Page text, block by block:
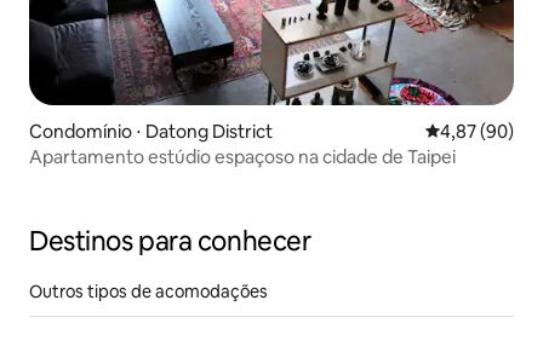
Condomínio ⋅ Datong District 4,87 de uma
4,87 (90)
Apartamento estúdio espaçoso na cidade de Taipei
Destinos para conhecer
Outros tipos de acomodações